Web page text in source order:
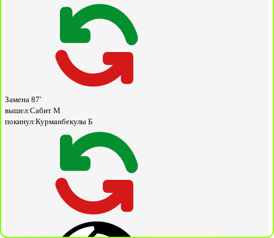
Замена 87'
вышел:Сабит М
покинул:Курманбекулы Б